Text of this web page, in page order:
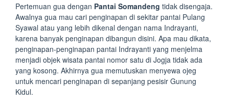
Pertemuan gua dengan Pantai Somandeng tidak disengaja.
Awalnya gua mau cari penginapan di sekitar pantai Pulang
Syawal atau yang lebih dikenal dengan nama Indrayanti,
karena banyak penginapan dibangun disini. Apa mau dikata,
penginapan-penginapan pantai Indrayanti yang menjelma
menjadi objek wisata pantai nomor satu di Jogja tidak ada
yang kosong. Akhirnya gua memutuskan menyewa ojeg
untuk mencari penginapan di sepanjang pesisir Gunung
Kidul.